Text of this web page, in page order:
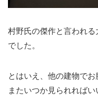
村野氏の傑作と言われ
でした。
とはいえ、他の建物でお
またいつか見られればい